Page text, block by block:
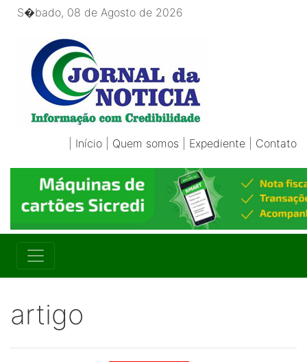
S�bado, 08 de Agosto de 2026
Início Quem somos Expediente Contato
artigo